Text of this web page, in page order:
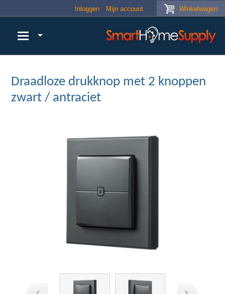
Winkelwagen
Inloggen Mijn account
Draadloze drukknop met 2 knoppen
zwart / antraciet